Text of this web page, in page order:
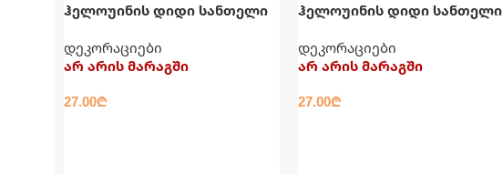
ჰელოუინის დიდი სანთელი
დეკორაციები
არ არის მარაგში
27.00₾
ჰელოუინის დიდი სანთელი
დეკორაციები
არ არის მარაგში
27.00₾